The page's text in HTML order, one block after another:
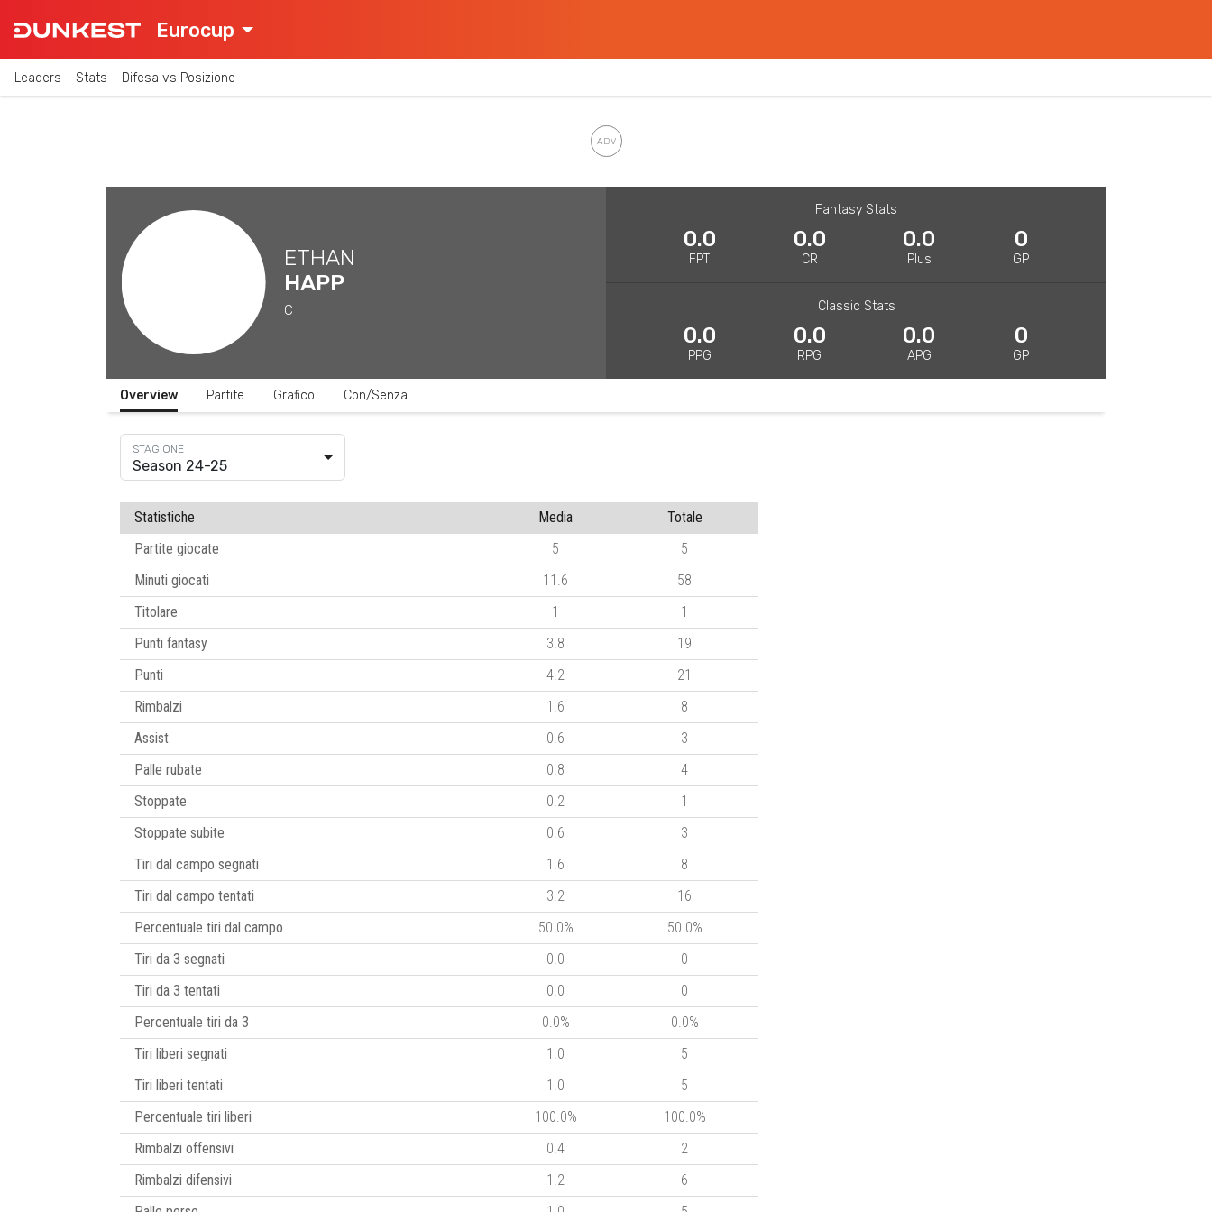
Eurocup
Leaders Stats Difesa vs Posizione
ETHAN
HAPP
C
Fantasy Stats
0.0
FPT
0.0
CR
0.0
Plus
0
GP
Classic Stats
0.0
PPG
0.0
RPG
0.0
APG
0
GP
Overview Partite Grafico Con/Senza
Season 24-25
Statistiche Media
Totale
Partite giocate
5
5
Minuti giocati
11.6
58
Titolare
1
1
Punti fantasy
3.8
19
Punti
4.2
21
Rimbalzi
1.6
8
Assist
0.6
3
Palle rubate
0.8
4
Stoppate
0.2
1
Stoppate subite
0.6
3
Tiri dal campo segnati
1.6
8
Tiri dal campo tentati
3.2
16
Percentuale tiri dal campo
50.0%
50.0%
Tiri da 3 segnati
0.0
0
Tiri da 3 tentati
0.0
0
Percentuale tiri da 3
0.0%
0.0%
Tiri liberi segnati
1.0
5
Tiri liberi tentati
1.0
5
Percentuale tiri liberi
100.0%
100.0%
Rimbalzi offensivi
0.4
2
Rimbalzi difensivi
1.2
6